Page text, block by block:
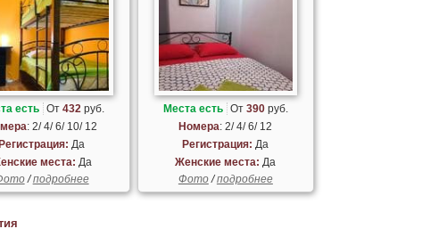
есть От 432руб.
: 2/ 4/ 6/ 10/ 12
Регистрация: Да
места: Да
/подробнее
Места есть От 390руб.
Номера: 2/ 4/ 6/ 12
Регистрация: Да
Женские места: Да
Фото/подробнее